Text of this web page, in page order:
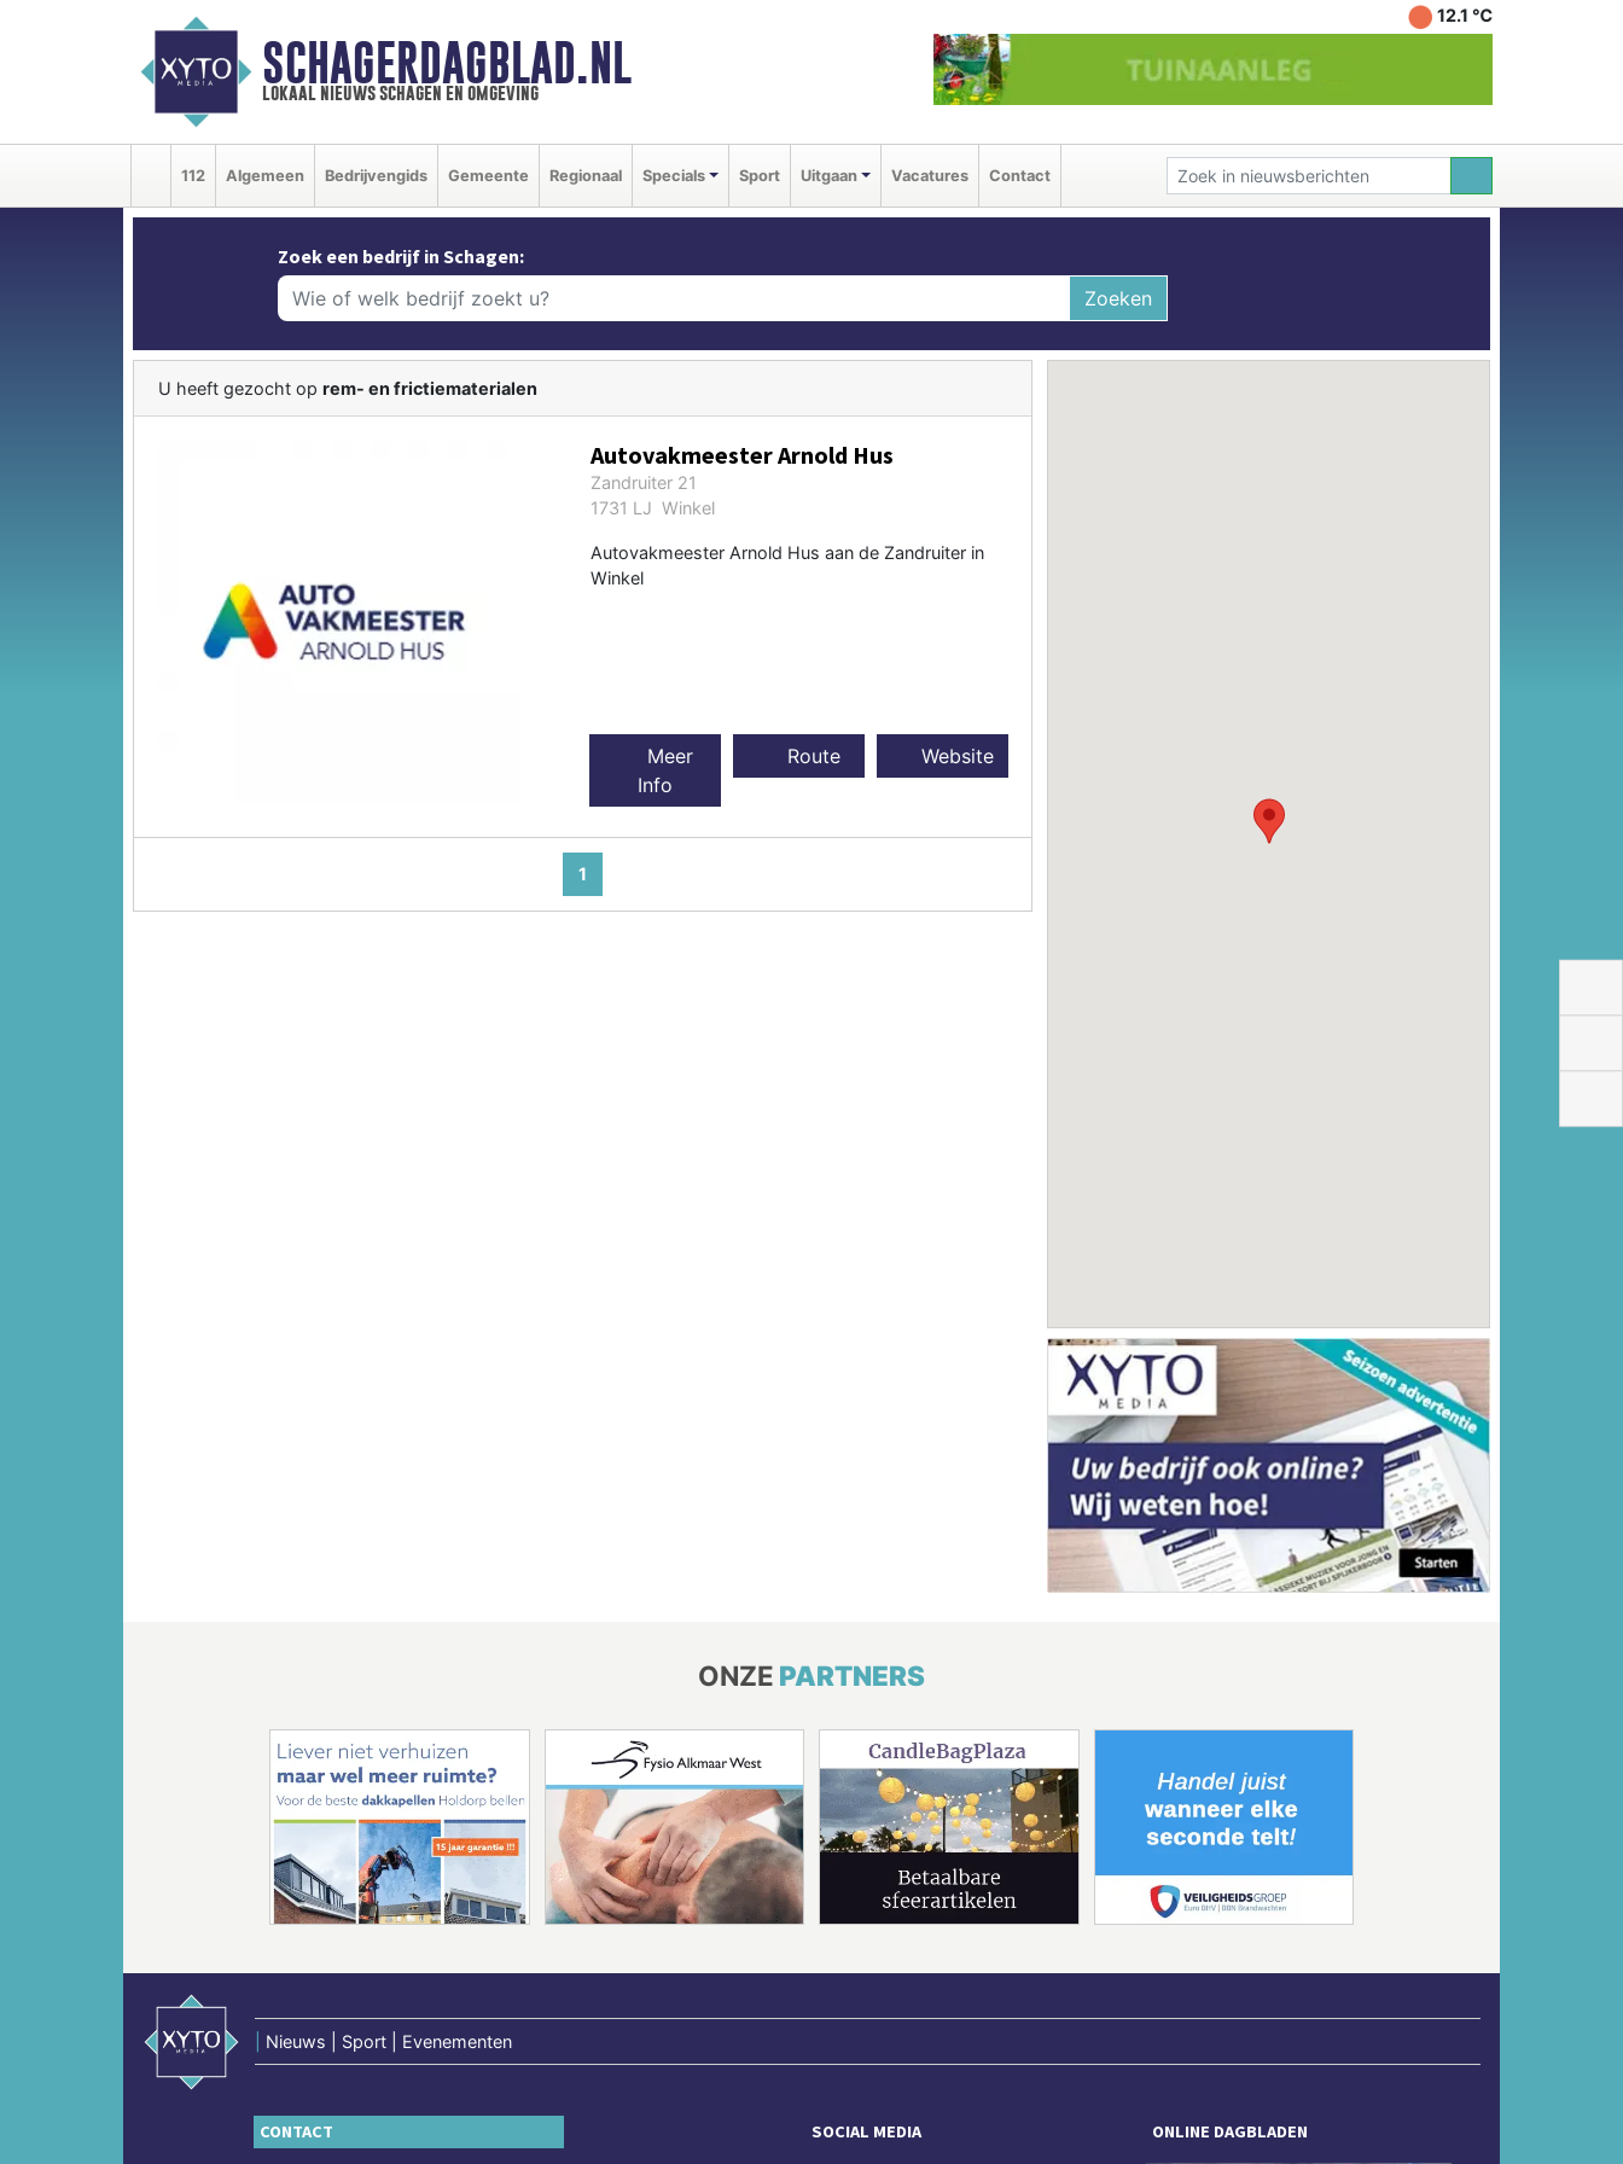
SCHAGERDAGBLAD.NL
lokaal nieuws schagen en omgeving
12.1 ℃
112 Algemeen Bedrijvengids Gemeente Regionaal Specials Sport Uitgaan Vacatures Contact
Zoek een bedrijf in Schagen:
Zoeken
U heeft gezocht op rem- en frictiematerialen
Autovakmeester Arnold Hus
Zandruiter 21
1731 LJ Winkel
Autovakmeester Arnold Hus aan de Zandruiter in
Winkel
Meer
Info
Route Website
1
ONZE PARTNERS
Nieuws | Sport | Evenementen
CONTACT SOCIAL MEDIA ONLINE DAGBLADEN